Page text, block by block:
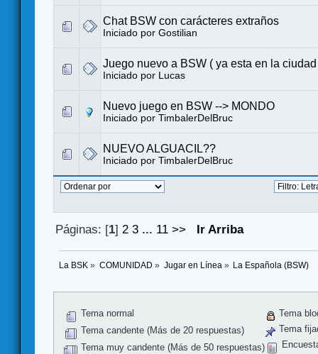
Chat BSW con carácteres extraños
Iniciado por Gostilian
Juego nuevo a BSW ( ya esta en la
Iniciado por Lucas
Nuevo juego en BSW --> MONDO
Iniciado por TimbalerDelBruc
NUEVO ALGUACIL??
Iniciado por TimbalerDelBruc
Páginas: [1] 2 3 ... 11 >> Ir Arriba
La BSK » COMUNIDAD » Jugar en Línea » La Española (BSW)
Tema normal
Tema candente (Más de 20 respuestas)
Tema muy candente (Más de 50 respuestas)
Tema
Tema